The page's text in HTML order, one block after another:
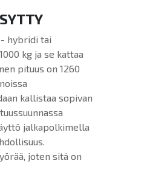
hybridi tai
kg ja se kattaa
pituus on 1260
kallistaa sopivan
jalkapolkimella
joten sitä on